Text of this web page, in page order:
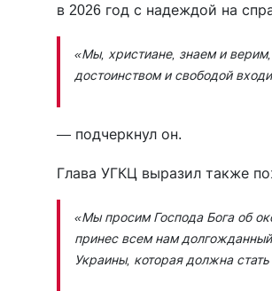
в 2026 год с надеждой на
«Мы, христиане, знаем и
достоинством и свободой
— подчеркнул он.
Глава УГКЦ выразил также
«Мы просим Господа Бога об
принес всем нам
Украины, которая должна